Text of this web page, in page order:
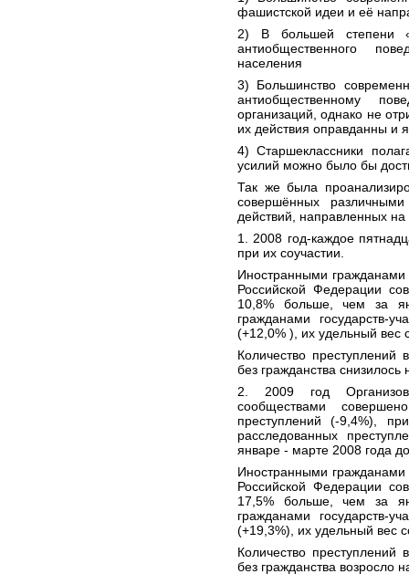
фашистской идеи и её
2) В большей степени
антиобщественного
населения
3) Большинство
антиобщественному
организаций, однако не
их действия оправданны и
4) Старшеклассники
усилий можно было бы
Так же была
совершённых
действий, направленных
1. 2008 год-каждое
при их соучастии.
Иностранными гражданами
Российской Федерации
10,8% больше, чем за
гражданами государств-
(+12,0% ), их удельный вес
Количество
без гражданства
2. 2009 год
сообществами
преступлений (-9,4%),
расследованных
январе - марте 2008 года
Иностранными гражданами
Российской Федерации
17,5% больше, чем за
гражданами государств-
(+19,3%), их удельный вес
Количество
без гражданства возросло